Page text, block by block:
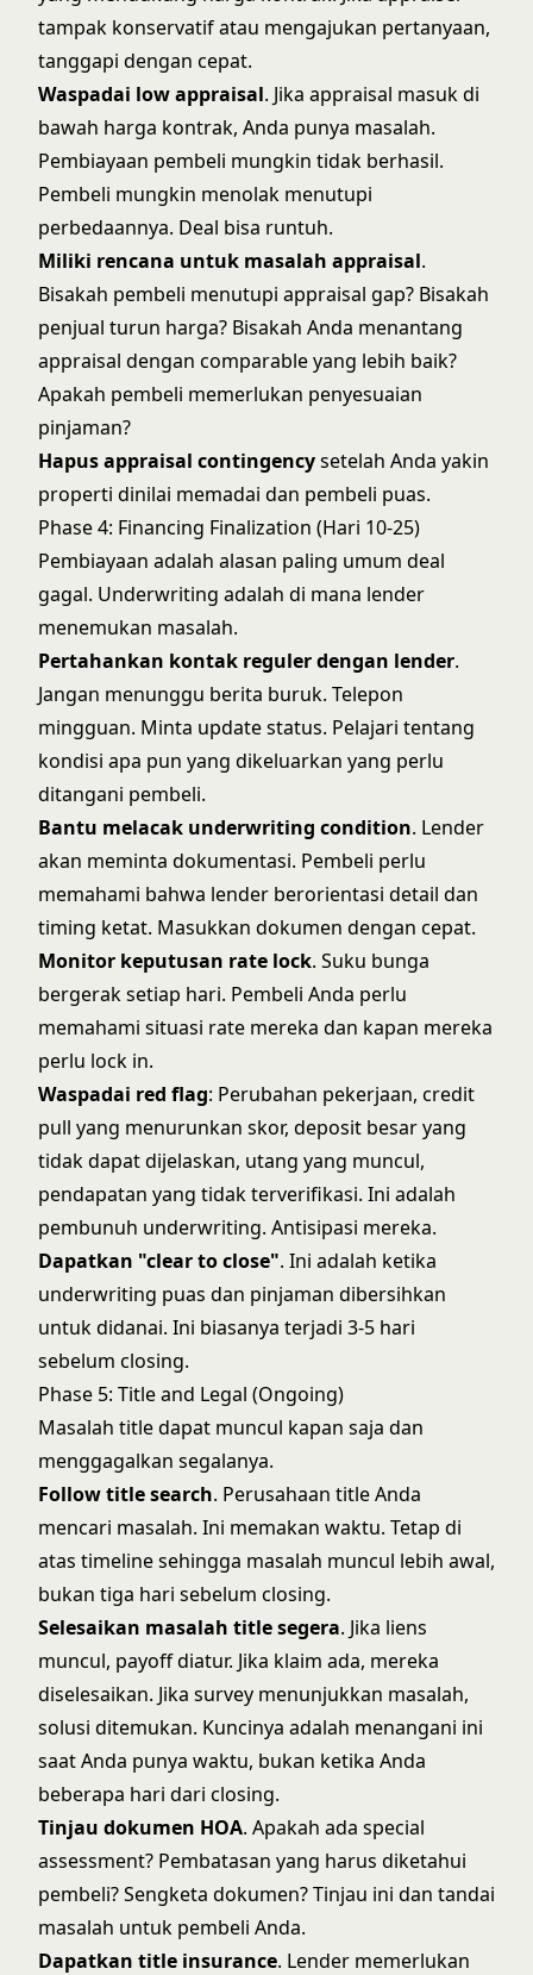
tampak konservatif atau mengajukan pertanyaan,
tanggapi dengan cepat.
Waspadai low appraisal. Jika appraisal masuk di
bawah harga kontrak, Anda punya masalah.
Pembiayaan pembeli mungkin tidak berhasil.
Pembeli mungkin menolak menutupi
perbedaannya. Deal bisa runtuh.
Miliki rencana untuk masalah appraisal.
Bisakah pembeli menutupi appraisal gap? Bisakah
penjual turun harga? Bisakah Anda menantang
appraisal dengan comparable yang lebih baik?
Apakah pembeli memerlukan penyesuaian
pinjaman?
Hapus appraisal contingencysetelah Anda yakin
properti dinilai memadai dan pembeli puas.
Phase 4: Financing Finalization (Hari 10-25)
Pembiayaan adalah alasan paling umum deal
gagal. Underwriting adalah di mana lender
menemukan masalah.
Pertahankan kontak reguler dengan lender.
Jangan menunggu berita buruk. Telepon
mingguan. Minta update status. Pelajari tentang
kondisi apa pun yang dikeluarkan yang perlu
ditangani pembeli.
Bantu melacak underwriting condition. Lender
akan meminta dokumentasi. Pembeli perlu
memahami bahwa lender berorientasi detail dan
timing ketat. Masukkan dokumen dengan cepat.
Monitor keputusan rate lock. Suku bunga
bergerak setiap hari. Pembeli Anda perlu
memahami situasi rate mereka dan kapan mereka
perlu lock in.
Waspadai red flag: Perubahan pekerjaan, credit
pull yang menurunkan skor, deposit besar yang
tidak dapat dijelaskan, utang yang muncul,
pendapatan yang tidak terverifikasi. Ini adalah
pembunuh underwriting. Antisipasi mereka.
Dapatkan "clear to close". Ini adalah ketika
underwriting puas dan pinjaman dibersihkan
untuk didanai. Ini biasanya terjadi 3-5 hari
sebelum closing.
Phase 5: Title and Legal (Ongoing)
Masalah title dapat muncul kapan saja dan
menggagalkan segalanya.
Follow title search. Perusahaan title Anda
mencari masalah. Ini memakan waktu. Tetap di
atas timeline sehingga masalah muncul lebih awal,
bukan tiga hari sebelum closing.
Selesaikan masalah title segera. Jika liens
muncul, payoff diatur. Jika klaim ada, mereka
diselesaikan. Jika survey menunjukkan masalah,
solusi ditemukan. Kuncinya adalah menangani ini
saat Anda punya waktu, bukan ketika Anda
beberapa hari dari closing.
Tinjau dokumen HOA. Apakah ada special
assessment? Pembatasan yang harus diketahui
pembeli? Sengketa dokumen? Tinjau ini dan tandai
masalah untuk pembeli Anda.
Dapatkan title insurance. Lender memerlukan